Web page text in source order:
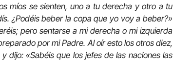
míos se sienten, uno a tu derecha y otro a tu
¿Podéis beber la copa que yo voy a beber?»
pero sentarse a mi derecha o mi izquierda
por mi Padre. Al oír esto los otros diez,
dijo: «Sabéis que los jefes de las naciones las